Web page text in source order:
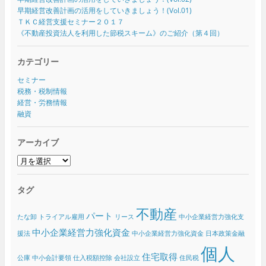
早期経営改善計画の活用をしていきましょう！(Vol.01)
ＴＫＣ経営支援セミナー２０１７
《不動産投資法人を利用した節税スキーム》のご紹介（第４回）
カテゴリー
セミナー
税務・税制情報
経営・労務情報
融資
アーカイブ
ア
イ
タグ
たな卸 トライアル雇用 パート リース 不動産 中小企業経営力強化支
援法 中小企業経営力強化資金 中小企業経営力強化資金 日本政策金融
公庫 中小会計要領 仕入税額控除 会社設立 住宅取得 住民税 個人